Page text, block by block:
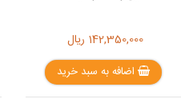
142,350,000 ریال
اضافه به سبد خرید